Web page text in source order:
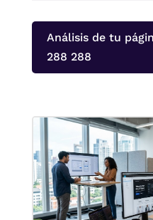
Análisis de tu
288 288